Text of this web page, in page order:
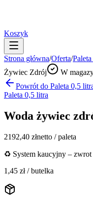
Koszyk
Strona główna/Oferta/
Żywiec Zdrój
W
Powrót do Paleta 0,5
Paleta 0,5 litra
Woda żywiec
2192,40 złnetto / paleta
♻️ System kaucyjny – zwrot
1,45 zł / butelka